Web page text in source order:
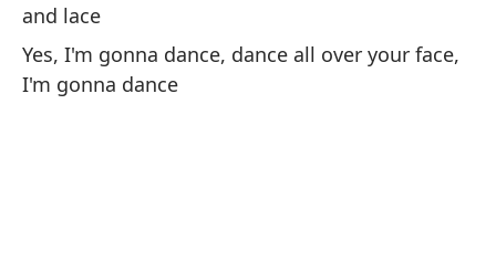
and lace
Yes, I'm gonna dance, dance all over your face,
I'm gonna dance